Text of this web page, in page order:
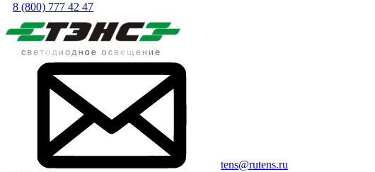
8 (800) 777 42 47
tens@rutens.ru